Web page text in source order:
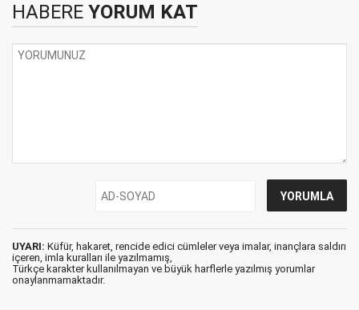
HABERE YORUM KAT
UYARI: Küfür, hakaret, rencide edici cümleler veya imalar, inançlara saldırı
içeren, imla kuralları ile yazılmamış,
Türkçe karakter kullanılmayan ve büyük harflerle yazılmış yorumlar
onaylanmamaktadır.